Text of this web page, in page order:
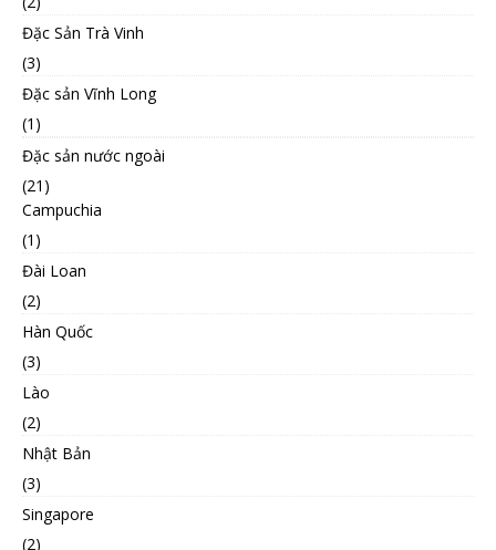
Đặc Sản Trà Vinh
(3)
Đặc sản Vĩnh Long
(1)
Đặc sản nước ngoài
(21)
Campuchia
(1)
Đài Loan
(2)
Hàn Quốc
(3)
Lào
(2)
Nhật Bản
(3)
Singapore
(2)